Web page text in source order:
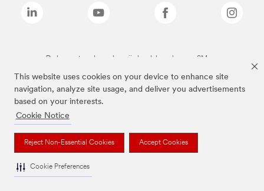
This website uses cookies on your device to enhance site
navigation, analyze site usage, and deliver you advertisements
based on your interests.
Cookie Notice
Reject Non-Essential Cookies Accept Cookies
Cookie Preferences
De bovenstaande merken zijn handelsmerken van 3M.we